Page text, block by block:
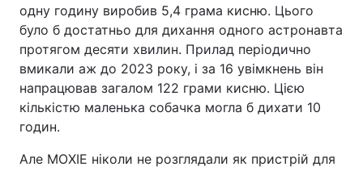
Цікавинки Погода
Екологія Регіони
Лонгріди
Відео з Youtube
Інтерв'ю Думки
одну годину виробив 5,4 грама кисню. Цього
було б достатньо для дихання одного астронавта
протягом десяти хвилин. Прилад періодично
вмикали аж до 2023 року, і за 16 увімкнень він
напрацював загалом 122 грами кисню. Цією
кількістю маленька собачка могла б дихати 10
годин.
Але MOXIE ніколи не розглядали як пристрій для